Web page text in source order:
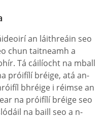
an láithreáin seo
chun taitneamh a
Tá cáilíocht na mball
próifílí bréige, atá an-
bhréige i réimse an
na próifílí bréige seo
na baill seo a n-